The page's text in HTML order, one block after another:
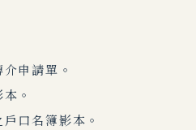
申請單。
。
口名簿影本。